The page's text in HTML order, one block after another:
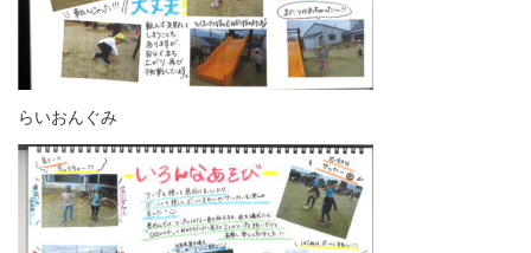
らいおんぐみ